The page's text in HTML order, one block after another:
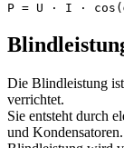
P = U · I ·
Die Blindleistung
verrichtet.
Sie entsteht durch
und Kondensatoren.